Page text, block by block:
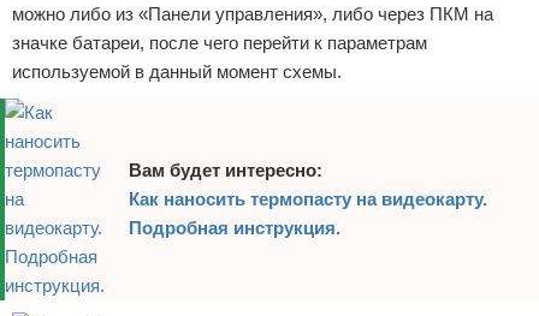
можно либо из «Панели управления», либо через ПКМ на
значке батареи, после чего перейти к параметрам
используемой в данный момент схемы.
Вам будет интересно:
Как наносить термопасту на видеокарту.
Подробная инструкция.